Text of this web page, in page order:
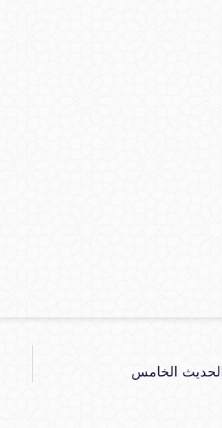
الحديث الخامس